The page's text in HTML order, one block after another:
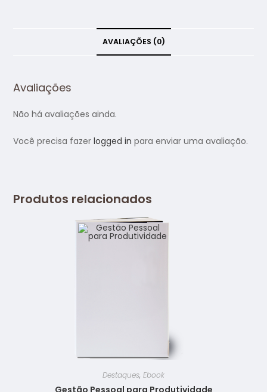
AVALIAÇÕES (0)
Avaliações
Não há avaliações ainda.
Você precisa fazerlogged in para enviar uma avaliação.
Produtos relacionados
Destaques, Ebook
Gestão Pessoal para Produtividade